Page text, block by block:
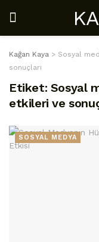
Kağan Kaya > Sosyal
sonuçları
Etiket: Sosyal
etkileri ve
SOSYAL MEDYA